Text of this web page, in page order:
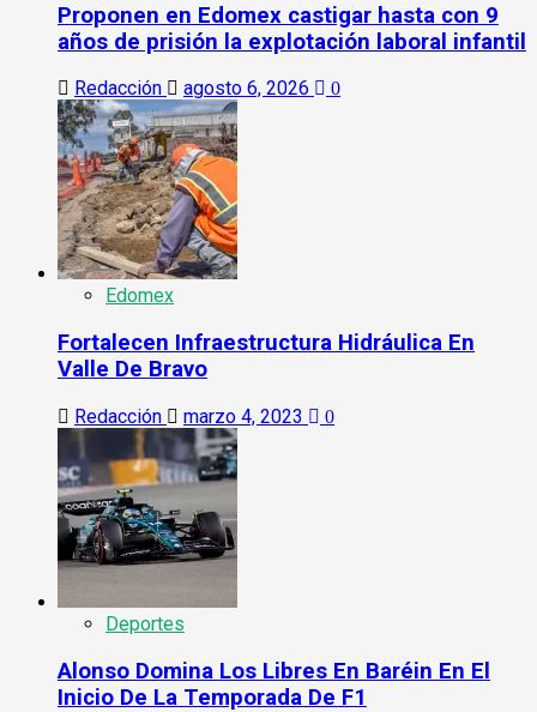
Proponen en Edomex castigar hasta con 9
años de prisión la explotación laboral infantil
Redacción agosto 6, 2026 0
Edomex
Fortalecen Infraestructura Hidráulica En
Valle De Bravo
Redacción marzo 4, 2023 0
Deportes
Alonso Domina Los Libres En Baréin En El
Inicio De La Temporada De F1